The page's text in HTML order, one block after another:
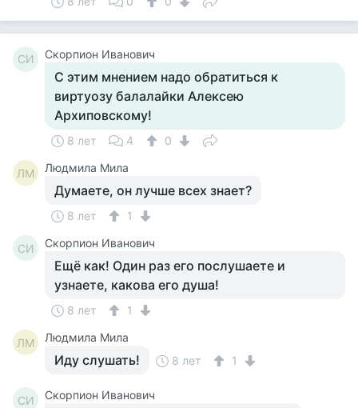
СИ Скорпион Иванович
С этим мнением надо обратиться к
виртуозу балалайки Алексею
Архиповскому!
8 лет 4 0
ЛМ Людмила Мила
Думаете, он лучше всех знает?
8 лет 1
СИ Скорпион Иванович
Ещё как! Один раз его послушаете и
узнаете, какова его душа!
8 лет 1
ЛМ Людмила Мила
Иду слушать! 8 лет 1
СИ Скорпион Иванович